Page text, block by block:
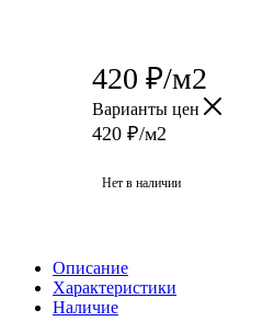
420 ₽/м2
Варианты цен
420 ₽/м2
Нет в наличии
Описание
Характеристики
Наличие